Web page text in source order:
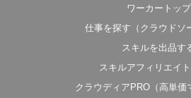
ワーカートップ
仕事を探す（クラウドソ
スキルを出品す
スキルアフィリエイ
クラウディアPRO（高単価